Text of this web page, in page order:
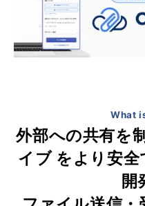
What
外部への共有を
イブ をより安
開